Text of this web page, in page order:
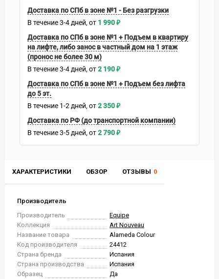
ХАРАКТЕРИСТИКИ ОБЗОР ОТЗЫВЫ 0
Производитель
Производитель
Equipe
Коллекция
Art Nouveau
Название товара
Alameda Colour
Код производителя
24412
Страна бренда
Испания
Страна производства
Испания
Образец
Да
Доставка по СПб в зоне №1 - Без разгрузки
В течение3-4 дней 1 990₽
Доставка по СПб в зоне №1 + Подъем в квартиру
на лифте, либо занос в частный дом на 1 этаж
(пронос не более 30 м)
В течение3-4 дней 2 190₽
Доставка по СПб в зоне №1 + Подъем без лифта
до 5 эт.
В течение 1-2 дней 2 350₽
Доставка по РФ (до транспортной компании)
В течение3-5 дней 2 790₽